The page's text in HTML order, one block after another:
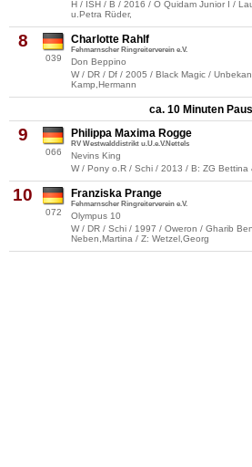
H / ISH / B / 2016 / O Quidam Junior I /
u.Petra Rüder,
8
039
Charlotte Rahlf
Fehmarnscher Ringreiterverein e.V.
Don Beppino
W / DR / Df / 2005 / Black Magic /
Kamp,Hermann
ca. 10 Minuten
9
066
Philippa Maxima Rogge
RV Westwalddistrikt u.U.e.V.Nettels
Nevins King
W / Pony o.R / Schi / 2013 / B: ZG Bettina
10
072
Franziska Prange
Fehmarnscher Ringreiterverein e.V.
Olympus 10
W / DR / Schi / 1997 / Oweron / Gharib
Neben,Martina / Z: Wetzel,Georg